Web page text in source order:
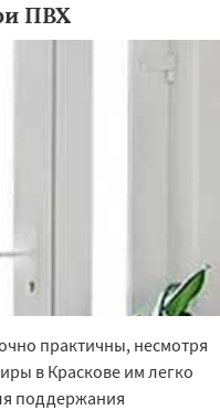
ПВХ
практичны, несмотря
в Краскове им легко
поддержания